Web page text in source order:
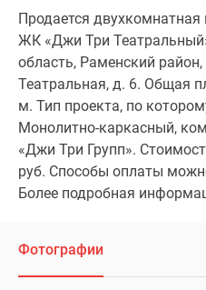
Продается
ЖК «Джи Три
область, Раменский
Театральная, д. 6. Общая
м. Тип проекта, по
Монолитно-каркасный,
«Джи Три Групп».
руб. Способы оплаты
Более подробная
Фотографии